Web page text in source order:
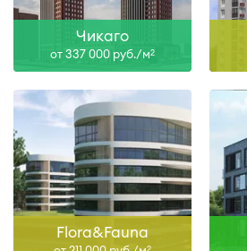
Чикаго
от 337 000 руб./м2
Flora&Fauna
2